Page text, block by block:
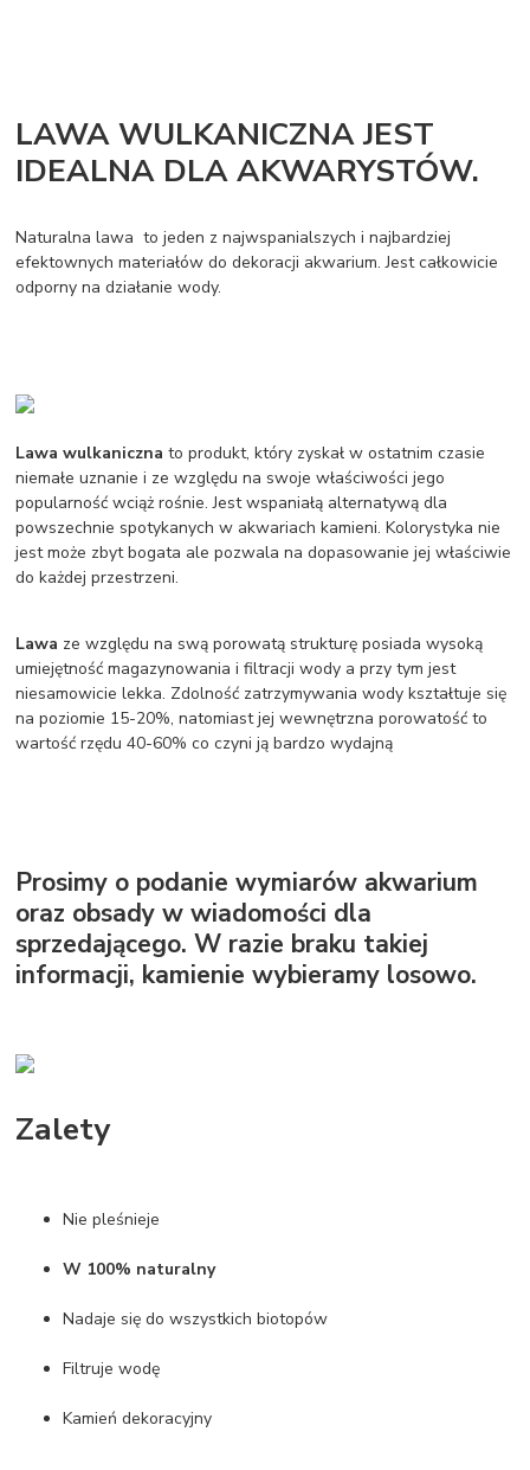
LAWA WULKANICZNA JEST
IDEALNA DLA AKWARYSTÓW.
Naturalna lawa to jeden z najwspanialszych i najbardziej
efektownych materiałów do dekoracji akwarium. Jest całkowicie
odporny na działanie wody.
Lawa wulkaniczna to produkt, który zyskał w ostatnim czasie
niemałe uznanie i ze względu na swoje właściwości jego
popularność wciąż rośnie. Jest wspaniałą alternatywą dla
powszechnie spotykanych w akwariach kamieni. Kolorystyka nie
jest może zbyt bogata ale pozwala na dopasowanie jej właściwie
do każdej przestrzeni.
Lawa ze względu na swą porowatą strukturę posiada wysoką
umiejętność magazynowania i filtracji wody a przy tym jest
niesamowicie lekka. Zdolność zatrzymywania wody kształtuje się
na poziomie 15-20%, natomiast jej wewnętrzna porowatość to
wartość rzędu 40-60% co czyni ją bardzo wydajną
Prosimy o podanie wymiarów akwarium
oraz obsady w wiadomości dla
sprzedającego. W razie braku takiej
informacji, kamienie wybieramy losowo.
Zalety
Nie pleśnieje
W 100% naturalny
Nadaje się do wszystkich biotopów
Filtruje wodę
Kamień dekoracyjny